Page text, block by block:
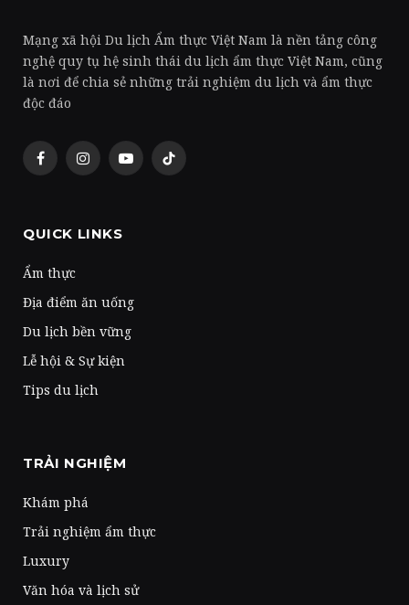
Mạng xã hội Du lịch Ẩm thực Việt Nam là nền tảng công
nghệ quy tụ hệ sinh thái du lịch ẩm thực Việt Nam, cũng
là nơi để chia sẻ những trải nghiệm du lịch và ẩm thực
độc đáo
FacebookInstagramYouTubeTikTok
QUICK LINKS
Ẩm thực
Địa điểm ăn uống
Du lịch bền vững
Lễ hội & Sự kiện
Tips du lịch
TRẢI NGHIỆM
Khám phá
Trải nghiệm ẩm thực
Luxury
Văn hóa và lịch sử